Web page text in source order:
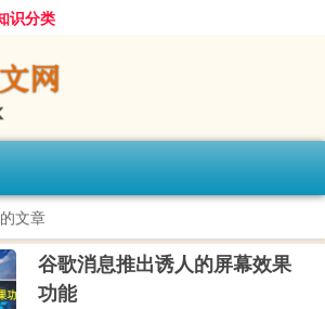
识分类
文章
谷歌消息推出诱人的屏幕效果
功能